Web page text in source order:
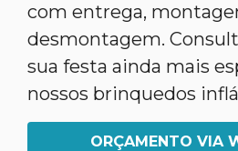
com entrega,
desmontagem.
sua festa ainda mais
nossos brinquedos
ORÇAMENTO VIA